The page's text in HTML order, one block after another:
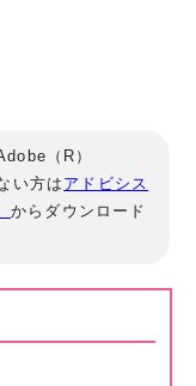
（R）
い方は アドビシス
からダウンロード